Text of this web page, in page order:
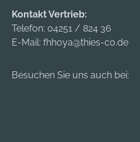
Kontakt Vertrieb:
Telefon: 04251 / 824 36
E-Mail: fhhoya@thies-co.de
Besuchen Sie uns auch bei: